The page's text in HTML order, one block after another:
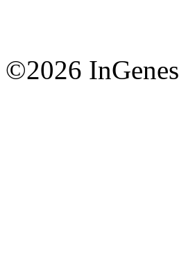
©2026 InGenes